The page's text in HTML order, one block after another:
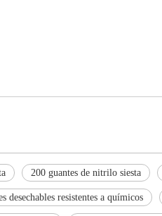
200 guantes de nitrilo siesta
desechables resistentes a químicos